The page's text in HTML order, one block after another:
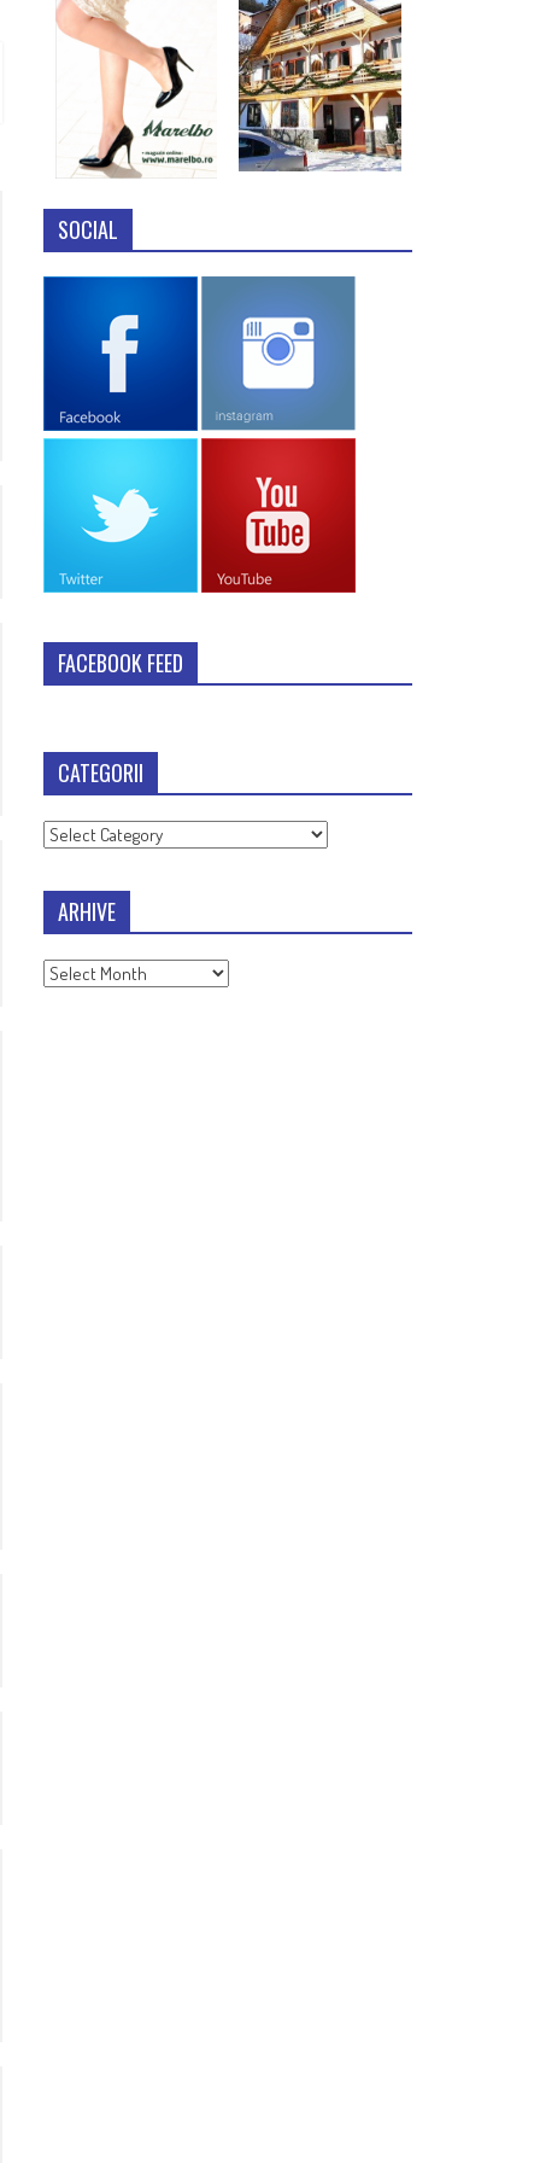
SOCIAL
FACEBOOK FEED
CATEGORII
Categorii
ARHIVE
Arhive